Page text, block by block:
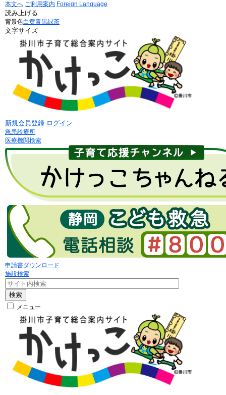
本文へ ご利用案内 Foreign Language
読み上げる
背景色白黄青黒緑茶
文字サイズ
新規会員登録 ログイン
急患診療所
医療機関検索
申請書ダウンロード
施設検索
検索
メニュー